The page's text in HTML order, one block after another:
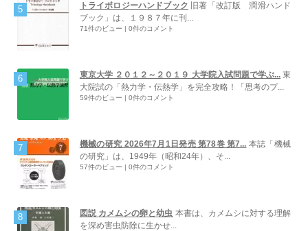
トライボロジーハンドブック
旧著「改訂版 潤滑ハンド
ブック」は、１９８７年に刊...
71件のビュー | 0件のコメント
東京大学 ２０１２～２０１９ 大学院入試問題で学ぶ... 東
大院試の「熱力学・伝熱学」を完全攻略！「思考のプ...
59件のビュー | 0件のコメント
機械の研究 2026年7月1日発売 第78巻 第7... 本誌「機械
の研究」は、1949年（昭和24年）、そ...
57件のビュー | 0件のコメント
図説 カメムシの卵と幼虫 本書は、カメムシに対する理解
を深め害虫防除に生かせ...